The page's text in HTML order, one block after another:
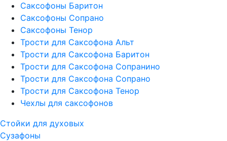
Саксофоны Баритон
Саксофоны Сопрано
Саксофоны Тенор
Трости для Саксофона Альт
Трости для Саксофона Баритон
Трости для Саксофона Сопранино
Трости для Саксофона Сопрано
Трости для Саксофона Тенор
Чехлы для саксофонов
Стойки для духовых
Сузафоны